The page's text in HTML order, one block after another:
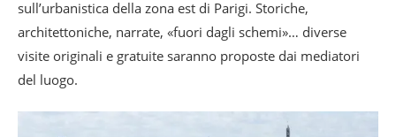
sull’urbanistica della zona est di Parigi. Storiche,
architettoniche, narrate, «fuori dagli schemi»… diverse
visite originali e gratuite saranno proposte dai mediatori
del luogo.